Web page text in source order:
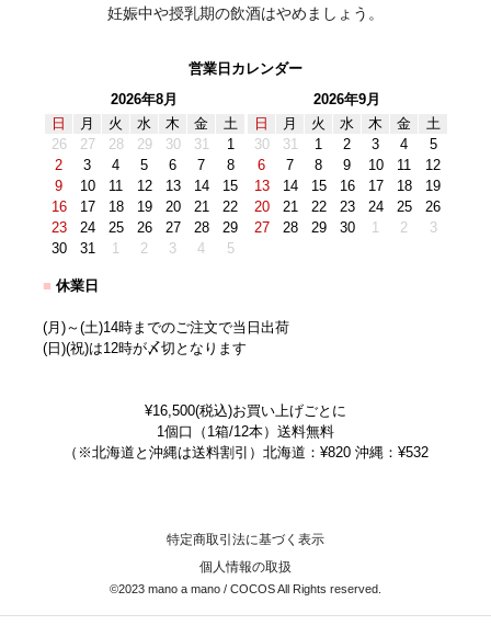
妊娠中や授乳期の飲酒はやめましょう。
営業日カレンダー
2026年8月
日
月 火 水 木 金
土
26
27 28 29 30 31
1
2
3 4 5 6 7
8
9
10 11 12 13 14
15
16
17 18 19 20 21
22
23
24 25 26 27 28
29
30
31 1 2 3 4 5
2026年9月
日
月 火 水 木 金
土
30
31 1 2 3 4
5
6
7 8 9 10 11
12
13
14 15 16 17 18
19
20
21 22 23 24 25
26
27
28 29 30 1 2 3
■ 休業日
(月)～(土)14時までのご注文で当日出荷
(日)(祝)は12時が〆切となります
¥16,500(税込)お買い上げごとに
1個口（1箱/12本）送料無料
（※北海道と沖縄は送料割引）北海道：¥820 沖縄：¥532
特定商取引法に基づく表示
個人情報の取扱
©2023 mano a mano / COCOS All Rights reserved.